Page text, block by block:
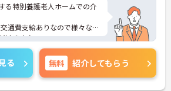
る特別養護老人ホームでの介
通費支給ありなので様々な通
けます♪
接のポイントお伝えしますの
さい。
る 無料 紹介してもらう